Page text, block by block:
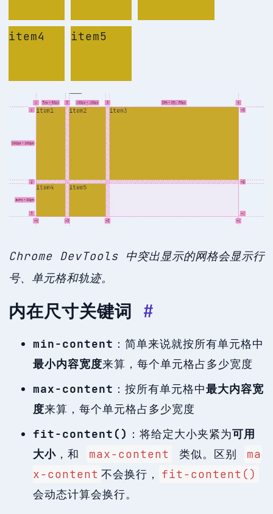
item4 item5
Chrome DevTools 中突出显示的网格会显示行
号、单元格和轨迹。
内在尺寸关键词 #
min-content ：简单来说就按所有单元格中
最小内容宽度来算，每个单元格占多少宽度
max-content ：按所有单元格中最大内容宽
度来算，每个单元格占多少宽度
fit-content() ：将给定大小夹紧为可用
大小 ，和 max-content 类似。区别
ma
x-content 不会换行， fit-content()
会动态计算会换行。